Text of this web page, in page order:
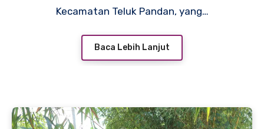
Kecamatan Teluk Pandan, yang…
Baca Lebih Lanjut